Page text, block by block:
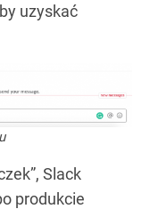
uzyskać
Slack
produkcie